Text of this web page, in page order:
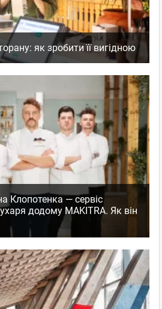
як зробити її вигідною
Клопотенка — сервіс
додому MAKITRA. Як він